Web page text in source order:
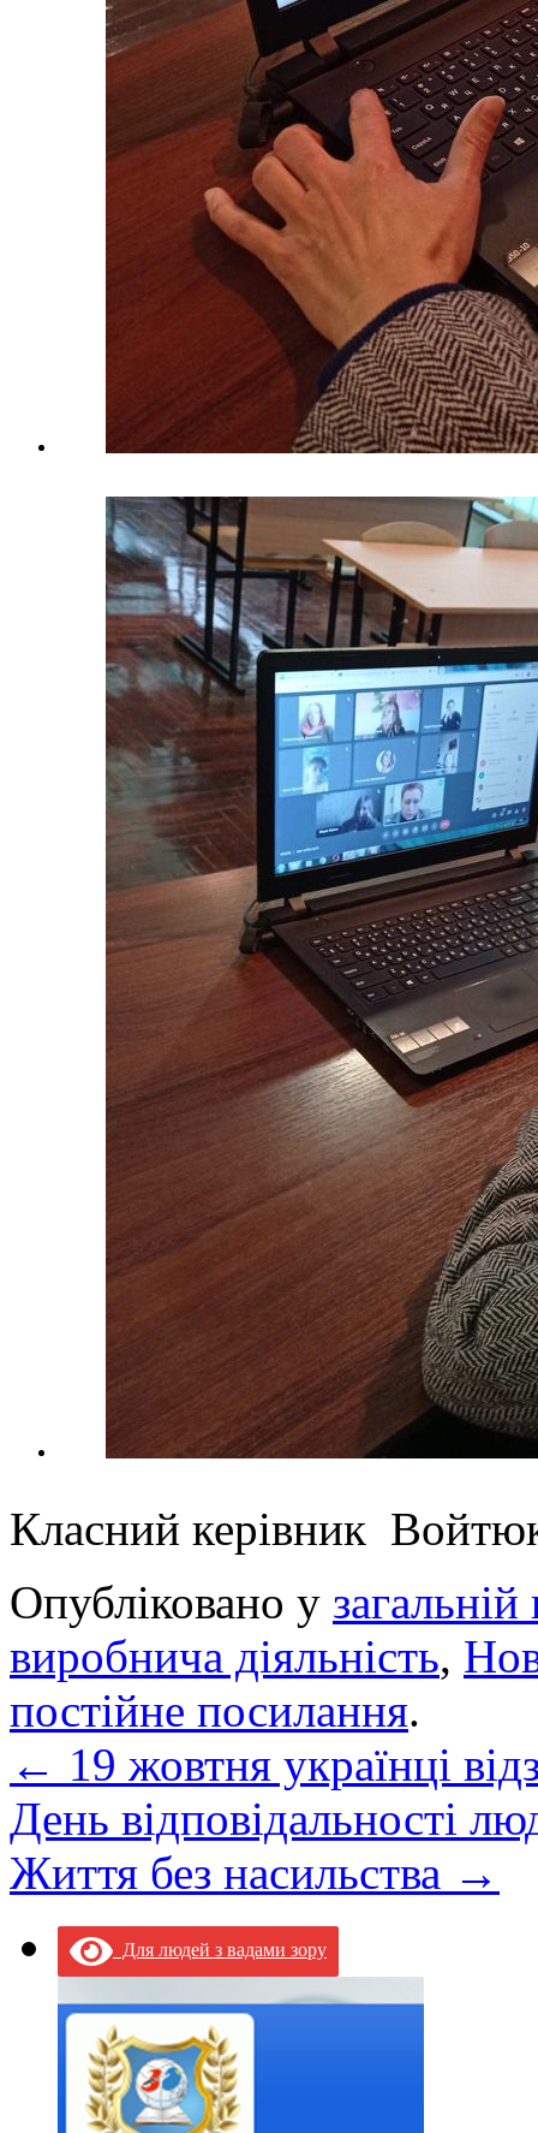
Класний керівник
Опубліковано у загальній
виробнича діяльність,
постійне посилання.
← 19 жовтня українці
День відповідальності
Життя без насильства →
Для людей з вадами зору